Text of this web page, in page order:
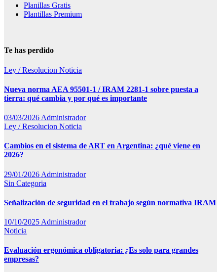
Planillas Gratis
Plantillas Premium
Te has perdido
Ley / Resolucion Noticia
Nueva norma AEA 95501-1 / IRAM 2281-1 sobre puesta a
tierra: qué cambia y por qué es importante
03/03/2026 Administrador
Ley / Resolucion Noticia
Cambios en el sistema de ART en Argentina: ¿qué viene en
2026?
29/01/2026 Administrador
Sin Categoria
Señalización de seguridad en el trabajo según normativa IRAM
10/10/2025 Administrador
Noticia
Evaluación ergonómica obligatoria: ¿Es solo para grandes
empresas?